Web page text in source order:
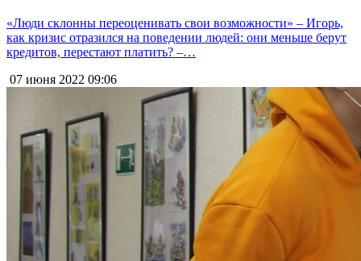
«Люди склонны переоценивать свои возможности» – Игорь,
как кризис отразился на поведении людей: они меньше берут
кредитов, перестают платить? –…
07 июня 2022 09:06